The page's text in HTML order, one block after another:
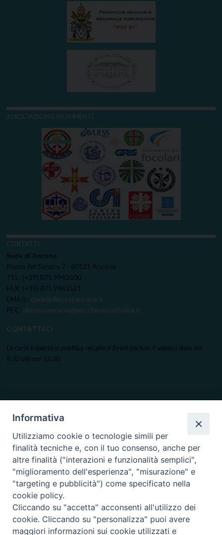
ASSOCIAZIONI E MOVIMENTI
CONTATTI
Sede di Ancona
Piazza del Senato 7 - 60121 Ancona
TEL: (+39) 071.9943500
FAX: (+39) 071.9943521
EMAIL: curia@diocesi.ancona.it
PEC: diocesi.ancona@pec.chiesacattolica.it
CONTATTACI
La curia è aperta al pubblico nei giorni feriali (escluso il sabato) dalle ore
8.30 alle ore 12.30.
Informativa
Utilizziamo cookie o tecnologie simili per
finalità tecniche e, con il tuo consenso, anche per
altre finalità ("interazioni e funzionalità semplici",
"miglioramento dell'esperienza", "misurazione" e
"targeting e pubblicità") come specificato nella
cookie policy.
Cliccando su "accetta" acconsenti all'utilizzo dei
cookie. Cliccando su "personalizza" puoi avere
maggiori informazioni sui cookie utilizzati e